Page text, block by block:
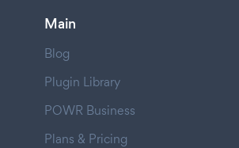
Main
Blog
Plugin Library
POWR Business
Plans & Pricing